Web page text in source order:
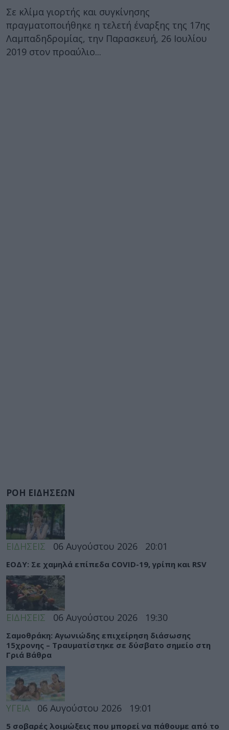
Σε κλίμα γιορτής και συγκίνησης
πραγματοποιήθηκε η τελετή έναρξης της 17ης
Λαμπαδηδρομίας, την Παρασκευή, 26 Ιουλίου
2019 στον προαύλιο...
ΡΟΗ ΕΙΔΗΣΕΩΝ
ΕΙΔΗΣΕΙΣ 06 Αυγούστου 2026 20:01
ΕΟΔΥ: Σε χαμηλά επίπεδα COVID-19, γρίπη και RSV
ΕΙΔΗΣΕΙΣ 06 Αυγούστου 2026 19:30
Σαμοθράκη: Αγωνιώδης επιχείρηση διάσωσης
15χρονης – Τραυματίστηκε σε δύσβατο σημείο στη
Γριά Βάθρα
ΥΓΕΙΑ 06 Αυγούστου 2026 19:01
5 σοβαρές λοιμώξεις που μπορεί να πάθουμε από το